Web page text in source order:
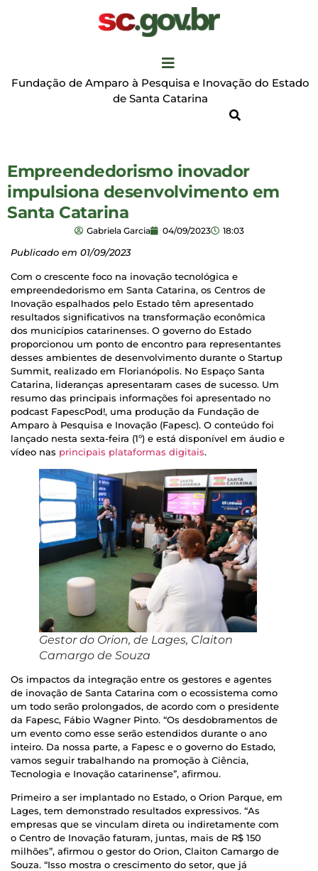
Fundação de Amparo à Pesquisa e Inovação do Estado
de Santa Catarina
Empreendedorismo inovador
impulsiona desenvolvimento em
Santa Catarina
Gabriela Garcia 04/09/2023 18:03
Publicado em 01/09/2023
Com o crescente foco na inovação tecnológica e
empreendedorismo em Santa Catarina, os Centros de
Inovação espalhados pelo Estado têm apresentado
resultados significativos na transformação econômica
dos municípios catarinenses. O governo do Estado
proporcionou um ponto de encontro para representantes
desses ambientes de desenvolvimento durante o Startup
Summit, realizado em Florianópolis. No Espaço Santa
Catarina, lideranças apresentaram cases de sucesso. Um
resumo das principais informações foi apresentado no
podcast FapescPod!, uma produção da Fundação de
Amparo à Pesquisa e Inovação (Fapesc). O conteúdo foi
lançado nesta sexta-feira (1º) e está disponível em áudio e
vídeo nas principais plataformas digitais.
Gestor do Orion, de Lages, Claiton
Camargo de Souza
Os impactos da integração entre os gestores e agentes
de inovação de Santa Catarina com o ecossistema como
um todo serão prolongados, de acordo com o presidente
da Fapesc, Fábio Wagner Pinto. “Os desdobramentos de
um evento como esse serão estendidos durante o ano
inteiro. Da nossa parte, a Fapesc e o governo do Estado,
vamos seguir trabalhando na promoção à Ciência,
Tecnologia e Inovação catarinense”, afirmou.
Primeiro a ser implantado no Estado, o Orion Parque, em
Lages, tem demonstrado resultados expressivos. “As
empresas que se vinculam direta ou indiretamente com
o Centro de Inovação faturam, juntas, mais de R$ 150
milhões”, afirmou o gestor do Orion, Claiton Camargo de
Souza. “Isso mostra o crescimento do setor, que já